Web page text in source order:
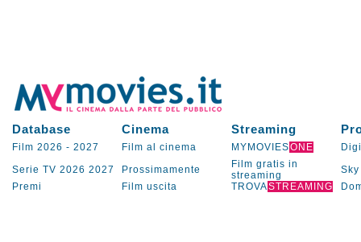
Database Cinema Streaming
Film 2026 - 2027 Film al cinema MYMOVIESONE
Serie TV 2026 2027 Prossimamente
Film gratis in
streaming
Sky
Premi
Film uscita TROVASTREAMING